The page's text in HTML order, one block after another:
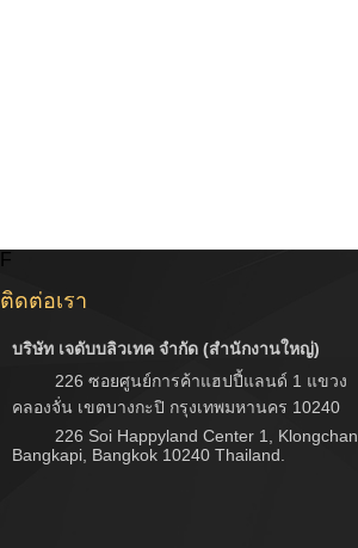
F
ติดต่อเรา
บริษัท เจดับบลิวเทค จำกัด (สำนักงานใหญ่)
226 ซอยศูนย์การค้าแฮปปี้แลนด์ 1 แขวง
คลองจั่น เขตบางกะปิ กรุงเทพมหานคร 10240
226 Soi Happyland Center 1, Klongchan,
Bangkapi, Bangkok 10240 Thailand.